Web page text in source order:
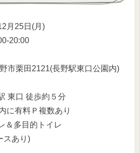
月25日(月)
20:00
市栗田2121(長野駅東口公園内)
東口 徒歩約５分
に有料Ｐ複数あり
＆多目的トイレ
スあり)